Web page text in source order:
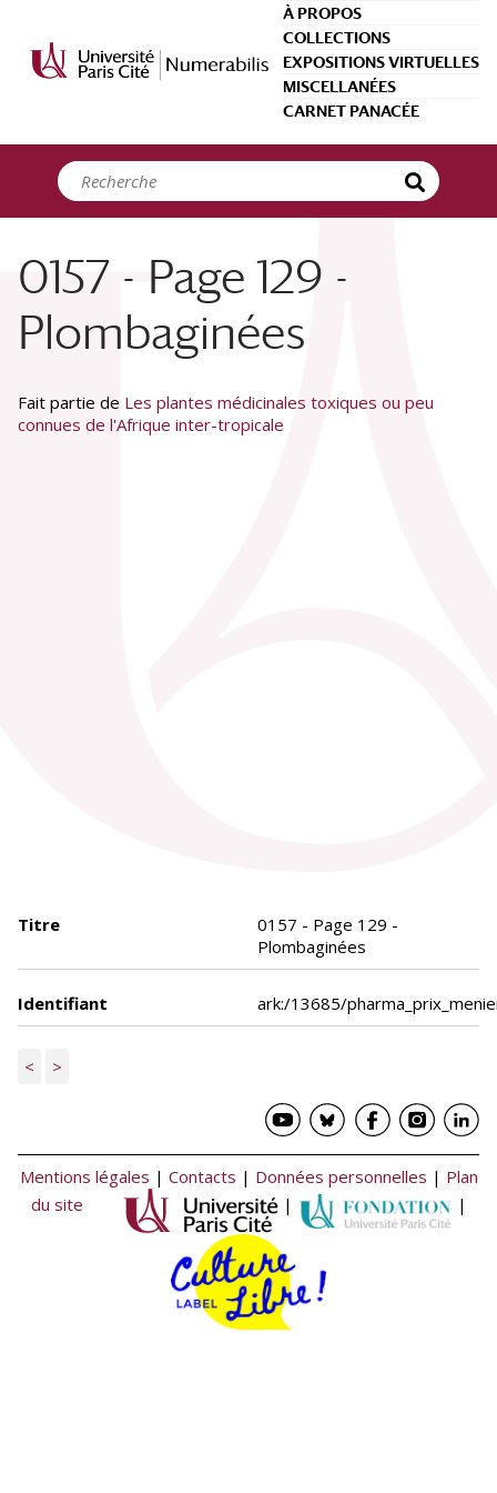
À PROPOS
COLLECTIONS
EXPOSITIONS VIRTUELLES
MISCELLANÉES
CARNET PANACÉE
0157 - Page 129 -
Plombaginées
Fait partie de Les plantes médicinales toxiques ou peu
connues de l'Afrique inter-tropicale
Titre
0157 - Page 129 -
Plombaginées
Identifiant ark:/13685/
< >
Mentions légales | Contacts | Données personnelles | Plan
du site
| |